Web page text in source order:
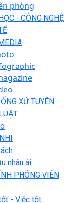
phòng
- CÔNG NGHỆ
XỨ TUYÊN
nhân ái
PHÓNG VIÊN
- Việc tốt